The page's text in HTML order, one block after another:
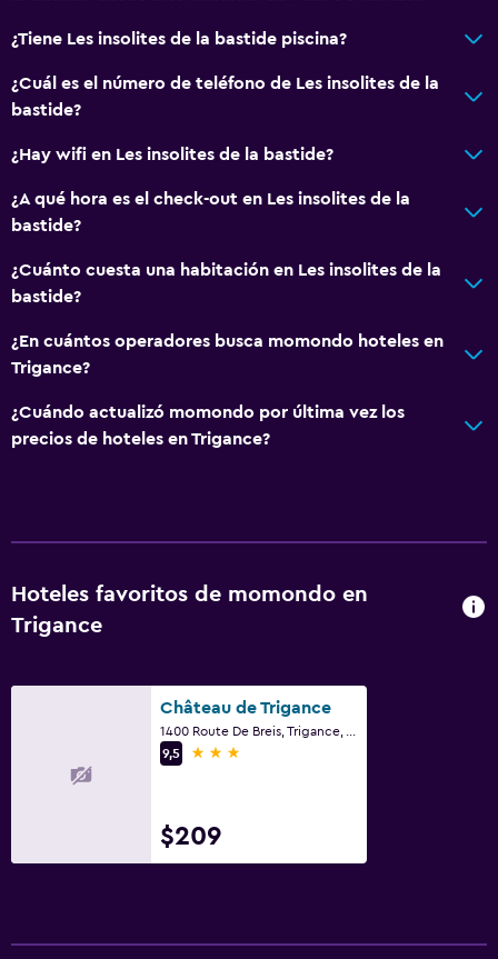
¿Tiene Les insolites de la bastide piscina?
¿Cuál es el número de teléfono de Les insolites de la
bastide?
¿Hay wifi en Les insolites de la bastide?
¿A qué hora es el check-out en Les insolites de la
bastide?
¿Cuánto cuesta una habitación en Les insolites de la
bastide?
¿En cuántos operadores busca momondo hoteles en
Trigance?
¿Cuándo actualizó momondo por última vez los
precios de hoteles en Trigance?
Hoteles favoritos de momondo en
Trigance
Château de Trigance
9,5
3 estrellas
$209